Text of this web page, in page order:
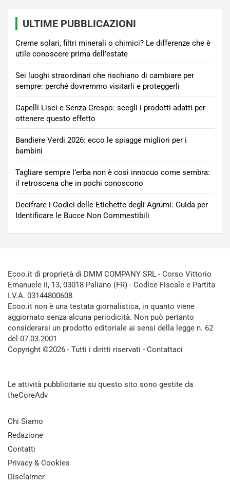
ULTIME PUBBLICAZIONI
Creme solari, filtri minerali o chimici? Le differenze che è
utile conoscere prima dell’estate
Sei luoghi straordinari che rischiano di cambiare per
sempre: perché dovremmo visitarli e proteggerli
Capelli Lisci e Senza Crespo: scegli i prodotti adatti per
ottenere questo effetto
Bandiere Verdi 2026: ecco le spiagge migliori per i
bambini
Tagliare sempre l’erba non è così innocuo come sembra:
il retroscena che in pochi conoscono
Decifrare i Codici delle Etichette degli Agrumi: Guida per
Identificare le Bucce Non Commestibili
Ecoo.it di proprietà di DMM COMPANY SRL - Corso Vittorio
Emanuele II, 13, 03018 Paliano (FR) - Codice Fiscale e Partita
I.V.A. 03144800608
Ecoo.it non è una testata giornalistica, in quanto viene
aggiornato senza alcuna periodicità. Non può pertanto
considerarsi un prodotto editoriale ai sensi della legge n. 62
del 07.03.2001
Copyright ©2026 - Tutti i diritti riservati - Contattaci
Le attività pubblicitarie su questo sito sono gestite da
theCoreAdv
Chi Siamo
Redazione
Contatti
Privacy & Cookies
Disclaimer